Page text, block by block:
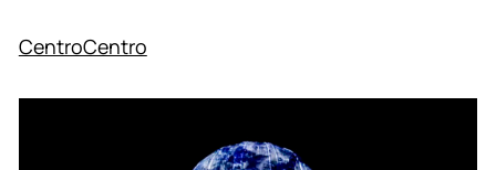
CentroCentro